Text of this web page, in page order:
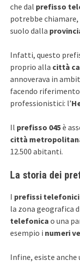
che dal prefisso
potrebbe chiamare,
suolo dalla
Infatti, questo
proprio alla città
annoverava in
facendo riferimento
professionistici: l’
Il prefisso 045è
città
12.500 abitanti.
La storia dei
I prefissi telefonici
la zona geografica
telefonica o una
esempio i numeri
Infine, esiste anche